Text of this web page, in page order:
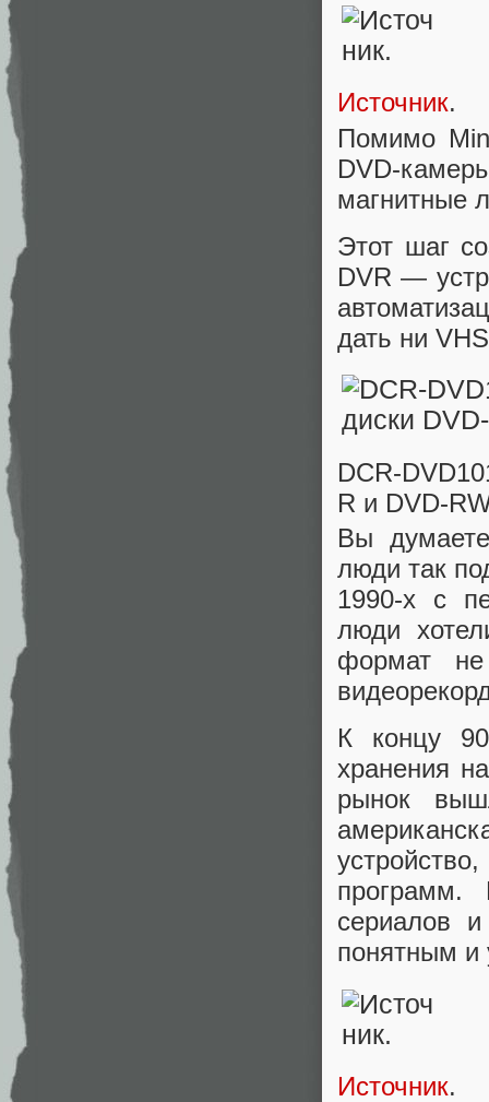
Источник.
Помимо
DVD-
магнитные
Этот шаг
DVR —
дать ни
DCR-
R и DVD-
Вы
люди так
1990-х с
люди
формат
К концу
хранения
рынок
программ.
сериалов
понятным и
Источник.